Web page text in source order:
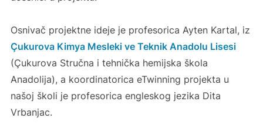
Osnivač projektne ideje je profesorica Ayten Kartal, iz
Çukurova Kimya Mesleki ve Teknik Anadolu Lisesi
(Çukurova Stručna i tehnička hemijska škola
Anadolija), a koordinatorica eTwinning projekta u
našoj školi je profesorica engleskog jezika Dita
Vrbanjac.